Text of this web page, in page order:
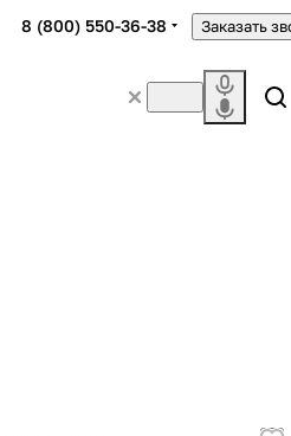
8 (800) 550-36-38 Заказать